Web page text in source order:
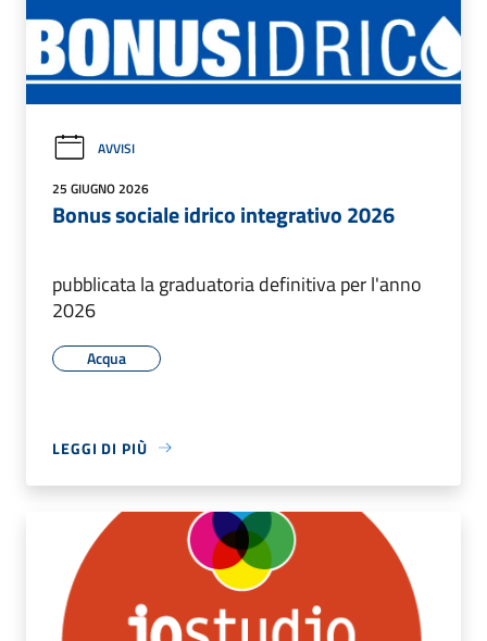
AVVISI
25 GIUGNO 2026
Bonus sociale idrico integrativo 2026
pubblicata la graduatoria definitiva per l'anno
2026
Acqua
LEGGI DI PIÙ